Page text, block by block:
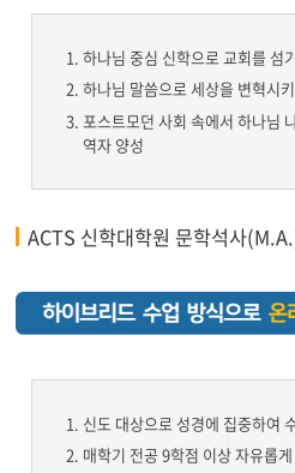
하나님 중심 신학으로 교회를 섬
하나님 말씀으로 세상을 변혁시
포스트모던 사회 속에서 하나님
역자 양성
ACTS 신학대학원 문학석사
신도 대상으로 성경에 집중하여
매학기 전공 9학점 이상 자유롭